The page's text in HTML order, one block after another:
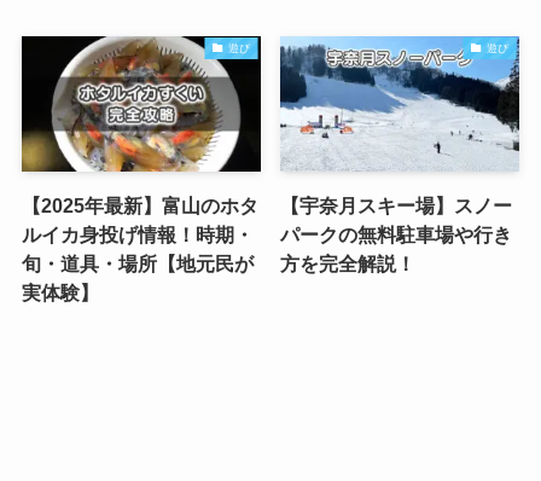
遊び
【2025年最新】富山のホタ
ルイカ身投げ情報！時期・
旬・道具・場所【地元民が
実体験】
遊び
【宇奈月スキー場】スノー
パークの無料駐車場や行き
方を完全解説！